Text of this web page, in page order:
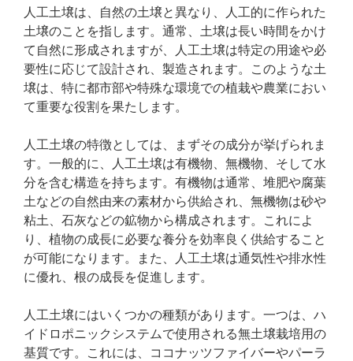
人工土壌は、自然の土壌と異なり、人工的に作られた
土壌のことを指します。通常、土壌は長い時間をかけ
て自然に形成されますが、人工土壌は特定の用途や必
要性に応じて設計され、製造されます。このような土
壌は、特に都市部や特殊な環境での植栽や農業におい
て重要な役割を果たします。
人工土壌の特徴としては、まずその成分が挙げられま
す。一般的に、人工土壌は有機物、無機物、そして水
分を含む構造を持ちます。有機物は通常、堆肥や腐葉
土などの自然由来の素材から供給され、無機物は砂や
粘土、石灰などの鉱物から構成されます。これによ
り、植物の成長に必要な養分を効率良く供給すること
が可能になります。また、人工土壌は通気性や排水性
に優れ、根の成長を促進します。
人工土壌にはいくつかの種類があります。一つは、ハ
イドロポニックシステムで使用される無土壌栽培用の
基質です。これには、ココナッツファイバーやパーラ